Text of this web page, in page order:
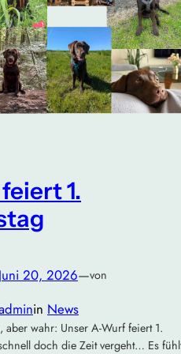
1.
Juni 20, 2026—von
in News
aber wahr: Unser A-Wurf feiert 1.
doch die Zeit vergeht… Es